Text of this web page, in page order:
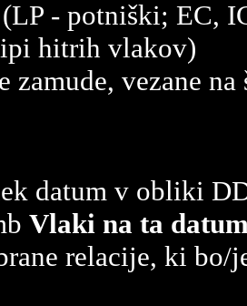
- potniški; EC,
hitrih vlakov)
zamude, vezane
datum v obliki
Vlaki na ta
relacije, ki bo/